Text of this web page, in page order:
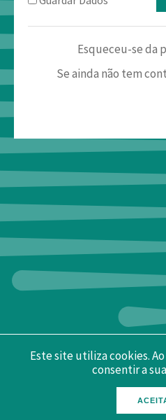
Esqueceu-se da
Se ainda não tem
Este site utiliza cookies.
consentir a